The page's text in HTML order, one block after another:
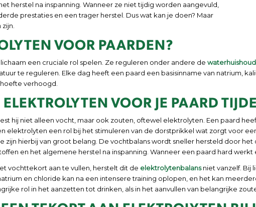
herstel na inspanning. Wanneer ze niet tijdig worden aangevuld,
prestaties en een trager herstel. Dus wat kan je doen? Maar
VOOR PAARDEN?
een cruciale rol spelen. Ze reguleren onder andere de
te reguleren. Elke dag heeft een paard een basisinname van natrium,
verhoogd.
VOOR JE PAARD
hij niet alleen vocht, maar ook zouten, oftewel elektrolyten. Een paard
elektrolyten een rol bij het stimuleren van de dorstprikkel wat zorgt voor
zijn hierbij van groot belang. De vochtbalans wordt sneller hersteld door
en het algemene herstel na inspanning. Wanneer een paard hard
vochttekort aan te vullen, herstelt dit de elektrolytenbalansniet vanzelf. Bij
en chloride kan na een intensere training oplopen, en het kan
rol in het aanzetten tot drinken, als in het aanvullen van belangrijke